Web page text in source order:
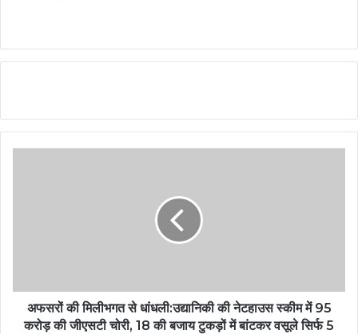
Reading
अफसरों की मिलीभगत से धांधली:उद्यानिकी की नेटहाउस स्कीम में 95
करोड़ की जीएसटी चोरी, 18 की बजाय टुकड़ों में बांटकर वसूले सिर्फ 5